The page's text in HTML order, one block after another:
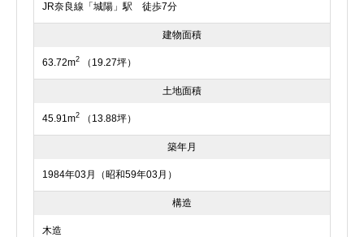
JR奈良線「城陽」駅 徒歩7分
建物面積
63.72m2 （19.27坪）
土地面積
45.91m2 （13.88坪）
築年月
1984年03月（昭和59年03月）
構造
木造